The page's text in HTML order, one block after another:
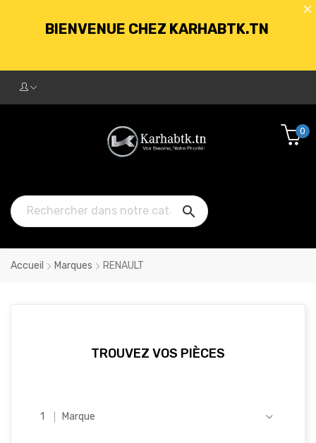
LIVRAISON GRATUITE À PARTIR DE
BIENVENUE CHEZ KARHABTK.TN

0
Accueil Marques RENAULT
TROUVEZ VOS PIÈCES
Marque